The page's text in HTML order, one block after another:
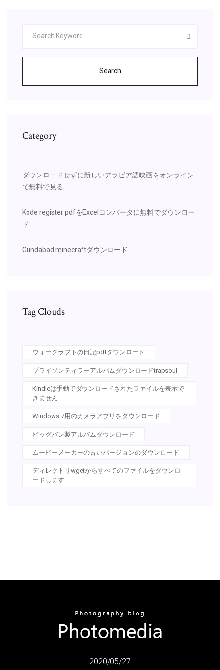
Search
Category
ダウンロードせずに新しいアラビア語映画をオンライン
で無料で見る
Kode register pdfをExcelコンバータに無料でダウンロー
ド
Gundabad minecraftダウンロード
Tag Clouds
ウォークラフトの日記pdfダウンロード
ブライソンティラーアルバムダウンロードtrapsoul
Kindleは手動でダウンロードされたファイルを表示で
きません
Windows 7用のカメラアプリをダウンロード
ビッグバン製アルバムダウンロード
ムービーメーカーの古いバージョンのダウンロード
ディレクトリwgetからすべてのファイルをダウンロ
ードします
2020/05/27